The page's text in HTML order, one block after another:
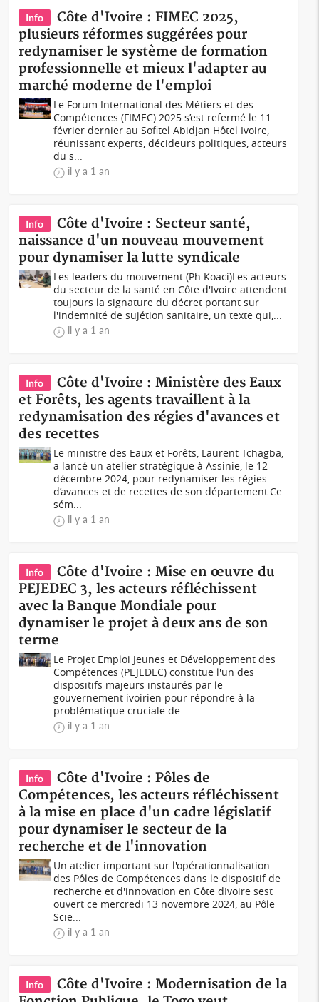
Info
Côte d'Ivoire : FIMEC 2025,
plusieurs réformes suggérées pour
redynamiser le système de formation
professionnelle et mieux l'adapter au
marché moderne de l'emploi
Le Forum International des Métiers et des
Compétences (FIMEC) 2025 s’est refermé le 11
février dernier au Sofitel Abidjan Hôtel Ivoire,
réunissant experts, décideurs politiques, acteurs
du s...
il y a 1 an
Info
Côte d'Ivoire : Secteur santé,
naissance d'un nouveau mouvement
pour dynamiser la lutte syndicale
Les leaders du mouvement (Ph Koaci)Les acteurs
du secteur de la santé en Côte d'Ivoire attendent
toujours la signature du décret portant sur
l'indemnité de sujétion sanitaire, un texte qui,...
il y a 1 an
Info
Côte d'Ivoire : Ministère des Eaux
et Forêts, les agents travaillent à la
redynamisation des régies d'avances et
des recettes
Le ministre des Eaux et Forêts, Laurent Tchagba,
a lancé un atelier stratégique à Assinie, le 12
décembre 2024, pour redynamiser les régies
d’avances et de recettes de son département.Ce
sém...
il y a 1 an
Info
Côte d'Ivoire : Mise en œuvre du
PEJEDEC 3, les acteurs réfléchissent
avec la Banque Mondiale pour
dynamiser le projet à deux ans de son
terme
Le Projet Emploi Jeunes et Développement des
Compétences (PEJEDEC) constitue l'un des
dispositifs majeurs instaurés par le
gouvernement ivoirien pour répondre à la
problématique cruciale de...
il y a 1 an
Info
Côte d'Ivoire : Pôles de
Compétences, les acteurs réfléchissent
à la mise en place d'un cadre législatif
pour dynamiser le secteur de la
recherche et de l'innovation
Un atelier important sur l'opérationnalisation
des Pôles de Compétences dans le dispositif de
recherche et d'innovation en Côte dIvoire sest
ouvert ce mercredi 13 novembre 2024, au Pôle
Scie...
il y a 1 an
Info
Côte d'Ivoire : Modernisation de la